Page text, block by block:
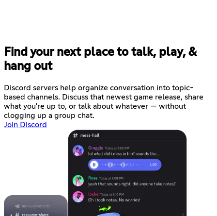
Find your next place to talk, play, &
hang out
Discord servers help organize conversation into topic-
based channels. Discuss that newest game release, share
what you're up to, or talk about whatever — without
clogging up a group chat.
Join Discord